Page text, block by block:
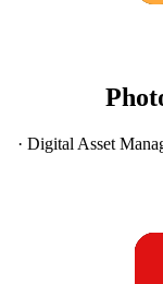
· Digital Asset